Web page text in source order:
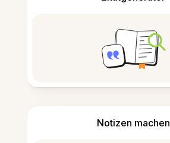
Notizen machen